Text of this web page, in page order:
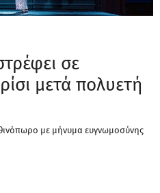
σε
μετά πολυετή
με μήνυμα ευγνωμοσύνης